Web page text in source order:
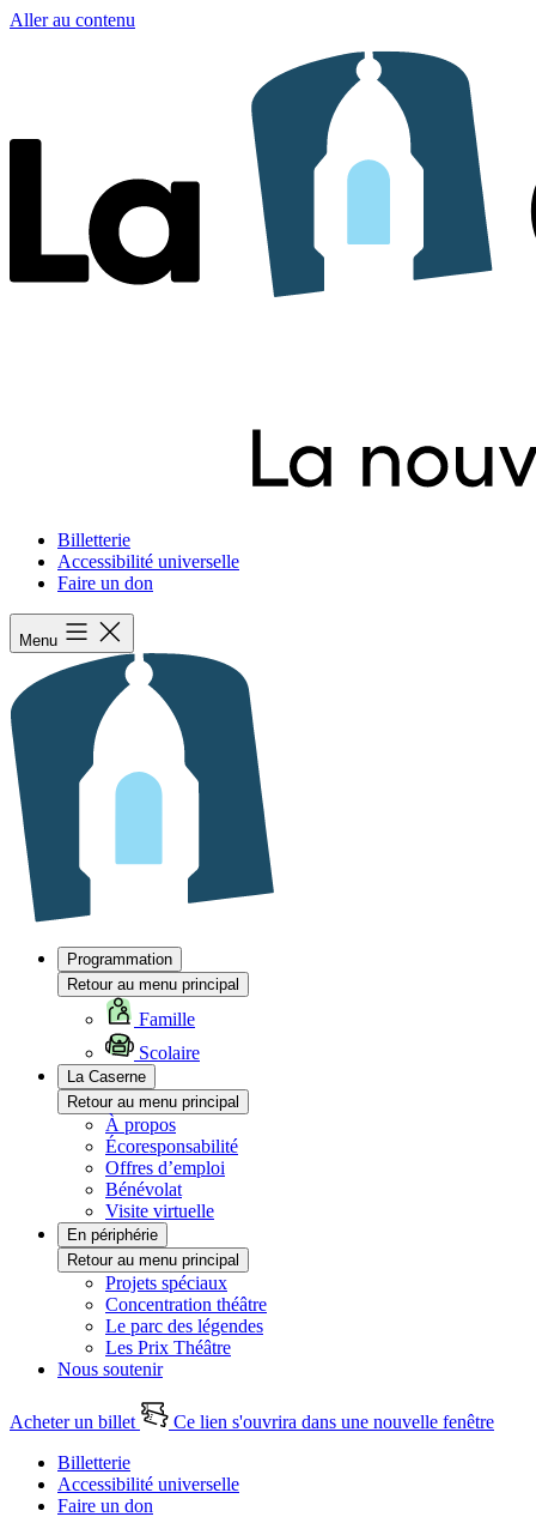
Aller au contenu
Billetterie
Accessibilité universelle
Faire un don
Menu
Programmation
Retour au menu principal
Famille
Scolaire
La Caserne
Retour au menu principal
À propos
Écoresponsabilité
Offres d’emploi
Bénévolat
Visite virtuelle
En périphérie
Retour au menu principal
Projets spéciaux
Concentration théâtre
Le parc des légendes
Les Prix Théâtre
Nous soutenir
Acheter un billet
Ce lien s'ouvrira dans une nouvelle fenêtre
Billetterie
Accessibilité universelle
Faire un don